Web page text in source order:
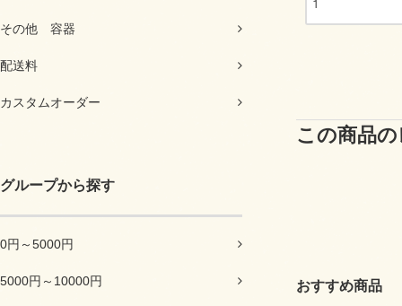
その他 容器
配送料
カスタムオーダー
グループから探す
0円～5000円
5000円～10000円
この商品
おすすめ商品